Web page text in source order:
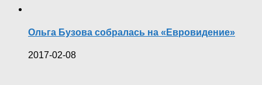
Ольга Бузова собралась на «Евровидение»
2017-02-08